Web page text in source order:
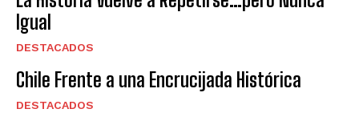
Igual
DESTACADOS
Chile Frente a una Encrucijada Histórica
DESTACADOS